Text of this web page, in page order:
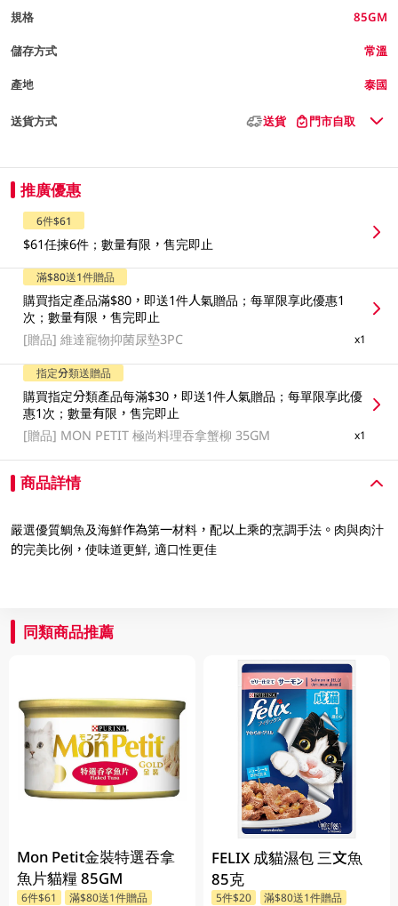
規格 85GM
儲存方式 常溫
產地 泰國
送貨方式 送貨 門市自取
推廣優惠
6件$61
$61任揀6件；數量有限，售完即止
滿$80送1件贈品
購買指定產品滿$80，即送1件人氣贈品；每單限享此優惠1
次；數量有限，售完即止
[贈品]維達寵物抑菌尿墊3PC x1
指定分類送贈品
購買指定分類產品每滿$30，即送1件人氣贈品；每單限享此優
惠1次；數量有限，售完即止
[贈品] MON PETIT 極尚料理吞拿蟹柳 35GM x1
商品詳情
嚴選優質鯛魚及海鮮作為第一材料，配以上乘的烹調手法。肉與肉汁
的完美比例，使味道更鮮, 適口性更佳
同類商品推薦
Mon Petit金裝特選吞拿
魚片貓糧 85GM
6件$61
滿$80送1件贈品
FELIX 成貓濕包 三文魚
85克
5件$20
滿$80送1件贈品